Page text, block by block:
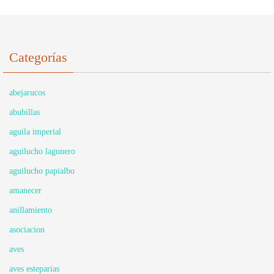
Categorías
abejarucos
abubillas
aguila imperial
aguilucho lagunero
aguilucho papialbo
amanecer
anillamiento
asociacion
aves
aves esteparias